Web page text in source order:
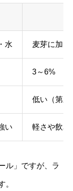
水 麦芽に加
3～6%
低い（第三
い 軽さや飲み
ル」ですが、ラ
。